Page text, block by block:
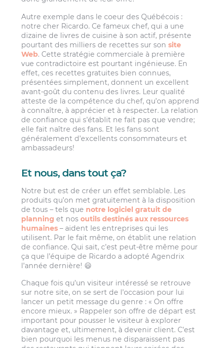
Autre exemple dans le coeur des Québécois :
notre cher Ricardo. Ce fameux chef, qui a une
dizaine de livres de cuisine à son actif, présente
pourtant des milliers de recettes sur sonsite
Web. Cette stratégie commerciale à première
vue contradictoire est pourtant ingénieuse. En
effet, ces recettes gratuites bien connues,
présentées simplement, donnent un excellent
avant-goût du contenu des livres. Leur qualité
atteste de la compétence du chef, qu’on apprend
à connaître, à apprécier et à respecter. La relation
de confiance qui s’établit ne fait pas que vendre;
elle fait naître des fans. Et les fans sont
généralement d’excellents consommateurs et
ambassadeurs!
Et nous, dans tout ça?
Notre but est de créer un effet semblable. Les
produits qu’on met gratuitement à la disposition
de tous – tels que notre logiciel gratuit de
planning et nosoutils destinés aux ressources
humaines – aident les entreprises qui les
utilisent. Par le fait même, on établit une relation
de confiance. Qui sait, c’est peut-être même pour
ça que l’équipe de Ricardo a adopté Agendrix
l’année dernière! 😃
Chaque fois qu’un visiteur intéressé se retrouve
sur notre site, on se sert de l’occasion pour lui
lancer un petit message du genre : « On offre
encore mieux. » Rappeler son offre de départ est
important pour pousser le visiteur à explorer
davantage et, ultimement, à devenir client. C’est
bien pourquoi les menus ne disparaissent pas